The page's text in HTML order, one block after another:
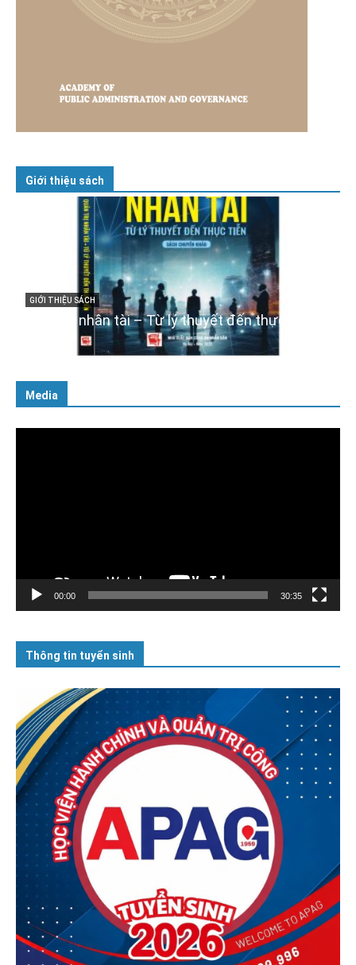
Giới thiệu sách
Từ lý thuyết đến thực tiễn
GIỚI THIỆU SÁCH
Cuốn sách “Tuyệt đối
với Đảng, Nhà nước
tư cách người Công
06/02/2025
Media
00:00 30:35
Thông tin tuyển sinh